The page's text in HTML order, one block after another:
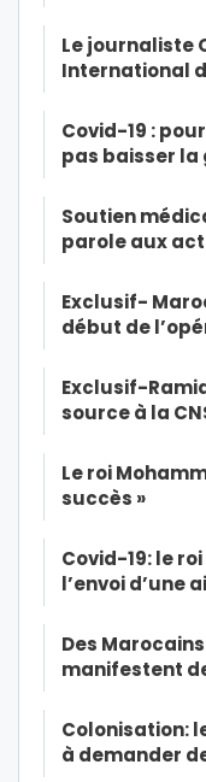
Le journaliste
International
Covid-19 :
pas baisser la
Soutien
parole aux
Exclusif-
début de
Exclusif-
source à la
Le roi
succès »
Covid-19: le
l’envoi d’une
Des
manifestent
Colonisation:
à demander